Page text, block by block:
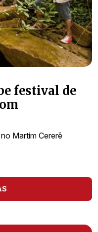
festival de
Martim Cererê